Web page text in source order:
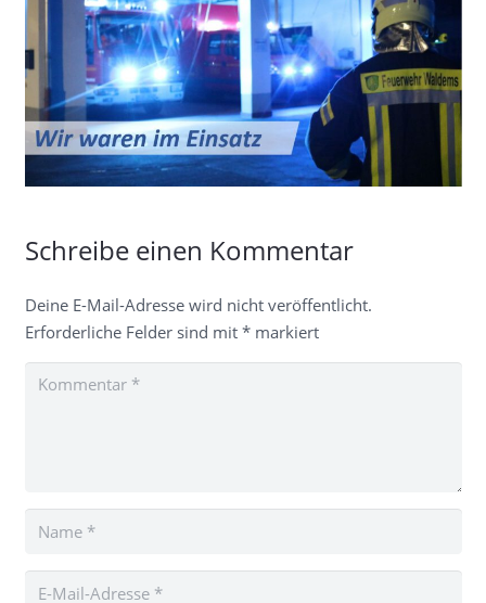
Schreibe einen Kommentar
Deine E-Mail-Adresse wird nicht veröffentlicht.
Erforderliche Felder sind mit *markiert